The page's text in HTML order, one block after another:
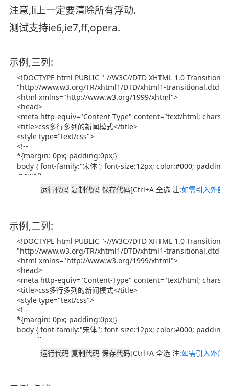
注意,li上一定要清除所有浮动.
测试支持ie6,ie7,ff,opera.
示例,三列:
[Ctrl+A 全选 注:如需引入外部
示例,二列:
[Ctrl+A 全选 注:如需引入外部